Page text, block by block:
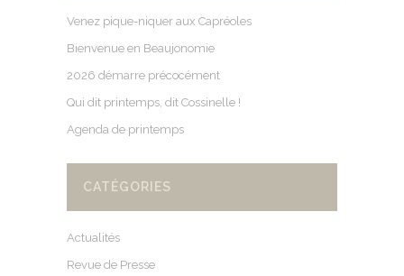
Venez pique-niquer aux Capréoles
Bienvenue en Beaujonomie
2026 démarre précocément
Qui dit printemps, dit Cossinelle !
Agenda de printemps
CATÉGORIES
Actualités
Revue de Presse